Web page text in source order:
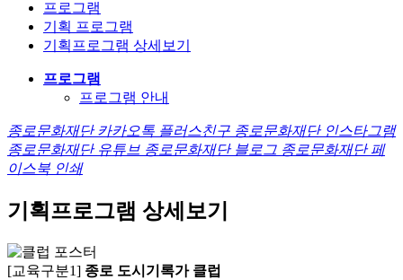
프로그램
기획 프로그램
기획프로그램 상세보기
프로그램
프로그램 안내
종로문화재단 카카오톡 플러스친구 종로문화재단 인스타그램
종로문화재단 유튜브 종로문화재단 블로그 종로문화재단 페
이스북 인쇄
기획프로그램 상세보기
[교육구분1] 종로 도시기록가 클럽